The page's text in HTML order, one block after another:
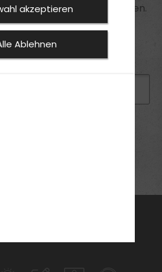
kann ich jederzeit widerrufen.
*:
akzeptieren
Ablehnen